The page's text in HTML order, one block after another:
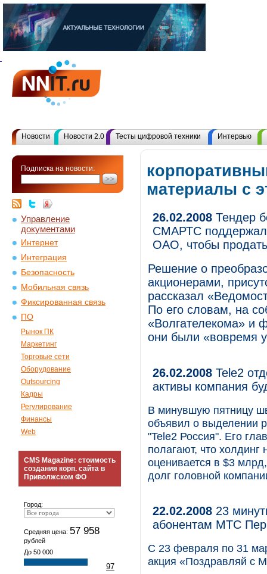
Новости Новости 2.0 Тесты цифровой техники Интервью
Подписка на новости:
Управление
документами
Интернет
Интеграция
Безопасность
Мобильная связь
Фиксированная связь
ПО
Рынок ПК
Маркетинг
Торговые сети
Оборудование
Outsourcing
Кадры
Регулирование
Финансы
Web
CMS Magazine: стоимость
создания корп. сайта в
Приволжском ФО
Город:
Средняя цена: 57 958
рублей
До 50 000
97
материалы с
26.02.2008 Тендер
СМАРТС
ОАО, чтобы
Решение о
акционерами,
рассказал
По его словам, на
«Волгателекома»
они были «вовремя
26.02.2008 Tele2
активы компания
В минувшую пятницу
объявил о выделении
"Tele2 Россия". Его
полагают, что холдинг
оценивается в $3
долг головной
22.02.2008 23
абонентам МТС
С 23 февраля по 31
акция «Поздравляй с